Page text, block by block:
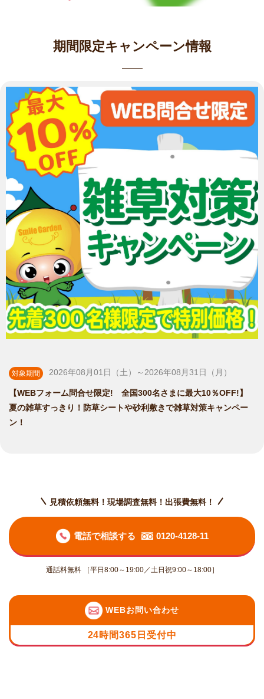
期間限定キャンペーン情報
対象期間 2026年08月01日（土）～2026年08月31日（月）
【WEBフォーム問合せ限定! 全国300名さまに最大10％OFF!】
夏の雑草すっきり！防草シートや砂利敷きで雑草対策キャンペー
ン！
見積依頼無料！現場調査無料！出張費無料！
電話で相談する 0120-4128-11
通話料無料 ［平日8:00～19:00／土日祝9:00～18:00］
WEBお問い合わせ
24時間365日受付中